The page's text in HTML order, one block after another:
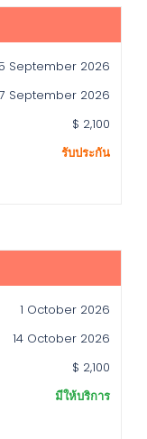
September 2026
September 2026
$ 2,100
รับประกัน
1 October 2026
14 October 2026
$ 2,100
มีให้บริการ